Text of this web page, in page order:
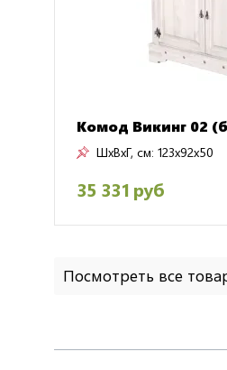
Комод Викинг 02
ШxВxГ, см: 123x92x50
35 331 руб
Посмотреть все